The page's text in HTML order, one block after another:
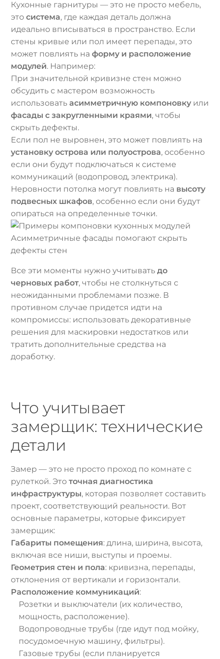
Кухонные гарнитуры — это не просто мебель,
этосистема, где каждая деталь должна
идеально вписываться в пространство. Если
стены кривые или пол имеет перепады, это
может повлиять наформу и расположение
модулей. Например:
При значительной кривизне стен можно
обсудить с мастером возможность
использоватьасимметричную компоновку или
фасады с закругленными краями, чтобы
скрыть дефекты.
Если пол не выровнен, это может повлиять на
установку острова или полуострова, особенно
если они будут подключаться к системе
коммуникаций (водопровод, электрика).
Неровности потолка могут повлиять на высоту
подвесных шкафов, особенно если они будут
опираться на определенные точки.
Асимметричные фасады помогают скрыть
дефекты стен
Все эти моменты нужно учитыватьдо
черновых работ, чтобы не столкнуться с
неожиданными проблемами позже. В
противном случае придется идти на
компромиссы: использовать декоративные
решения для маскировки недостатков или
тратить дополнительные средства на
доработку.
Что учитывает
замерщик: технические
детали
Замер — это не просто проход по комнате с
рулеткой. Этоточная диагностика
инфраструктуры, которая позволяет составить
проект, соответствующий реальности. Вот
основные параметры, которые фиксирует
замерщик:
Габариты помещения: длина, ширина, высота,
включая все ниши, выступы и проемы.
Геометрия стен и пола: кривизна, перепады,
отклонения от вертикали и горизонтали.
Расположение коммуникаций:
Розетки и выключатели (их количество,
мощность, расположение).
Водопроводные трубы (где идут под мойку,
посудомоечную машину, фильтры).
Газовые трубы (если планируется